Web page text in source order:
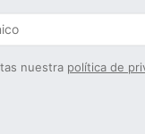
nuestra política de